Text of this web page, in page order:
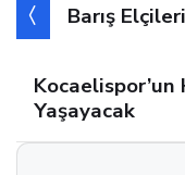
Barış
Kocaelispor’un
Yaşayacak